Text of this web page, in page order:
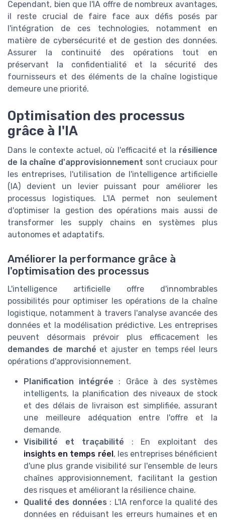
Cependant, bien que l'IA offre de nombreux avantages,
il reste crucial de faire face aux défis posés par
l'intégration de ces technologies, notamment en
matière de cybersécurité et de gestion des données.
Assurer la continuité des opérations tout en
préservant la confidentialité et la sécurité des
fournisseurs et des éléments de la chaîne logistique
demeure une priorité.
Optimisation des processus
grâce à l'IA
Dans le contexte actuel, où l'efficacité et la résilience
de la chaîne d'approvisionnement sont cruciaux pour
les entreprises, l'utilisation de l'intelligence artificielle
(IA) devient un levier puissant pour améliorer les
processus logistiques. L'IA permet non seulement
d'optimiser la gestion des opérations mais aussi de
transformer les supply chains en systèmes plus
autonomes et adaptatifs.
Améliorer la performance grâce à
l'optimisation des processus
L'intelligence artificielle offre d'innombrables
possibilités pour optimiser les opérations de la chaîne
logistique, notamment à travers l'analyse avancée des
données et la modélisation prédictive. Les entreprises
peuvent désormais prévoir plus efficacement les
demandes de marché et ajuster en temps réel leurs
opérations d'approvisionnement.
Planification intégrée : Grâce à des systèmes
intelligents, la planification des niveaux de stock
et des délais de livraison est simplifiée, assurant
une meilleure adéquation entre l'offre et la
demande.
Visibilité et traçabilité : En exploitant des
insights en temps réel , les entreprises bénéficient
d'une plus grande visibilité sur l'ensemble de leurs
chaînes approvisionnement, facilitant la gestion
des risques et améliorant la résilience chaine.
Qualité des données : L'IA renforce la qualité des
données en réduisant les erreurs humaines et en